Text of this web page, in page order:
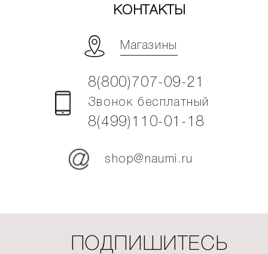
КОНТАКТЫ
Магазины
8(800)707-09-21
Звонок бесплатный
8(499)110-01-18
shop@naumi.ru
ПОДПИШИТЕСЬ